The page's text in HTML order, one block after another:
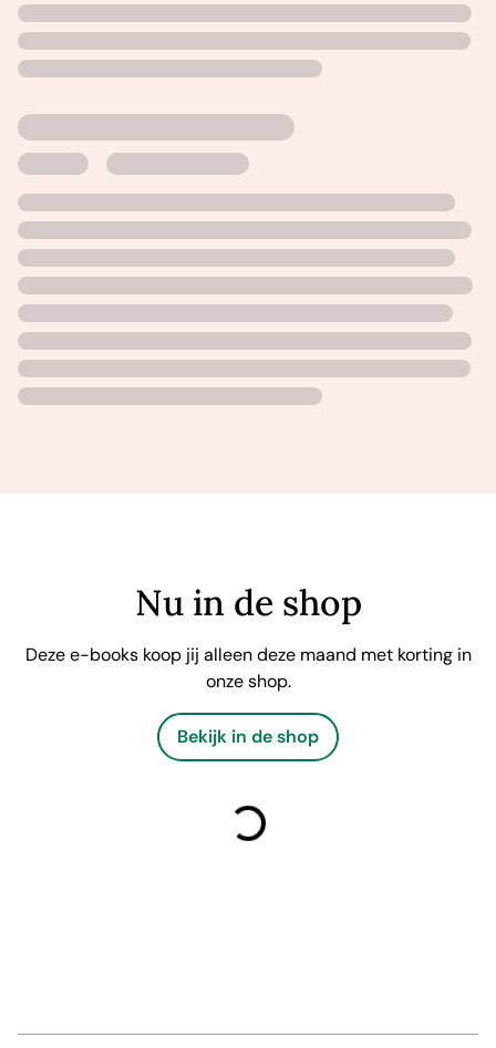
Nu in de shop
Deze e-books koop jij alleen deze maand met korting in
onze shop.
Bekijk in de shop
laden